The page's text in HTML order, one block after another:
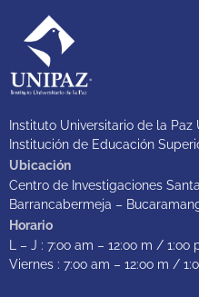
Instituto Universitario de la Paz
Institución de Educación
Ubicación
Centro de Investigaciones
Barrancabermeja –
Horario
L – J : 7:oo am – 12:oo m /
Viernes : 7:oo am – 12:oo m /